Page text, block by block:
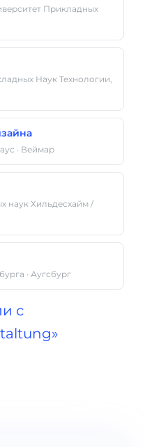
Прикладных
Наук Технологии,
· Веймар
наук Хильдесхайм /
· Аугсбург
с